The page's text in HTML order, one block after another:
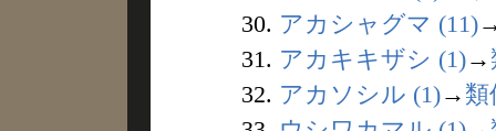
30. アカシャグマ (11)
31. アカキキザシ (1)→
32. アカソシル (1)→ 類